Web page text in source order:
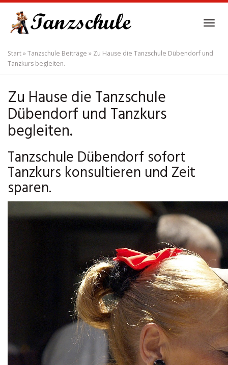
main
content
Start»Tanzschule Beiträge » Zu Hause die Tanzschule Dübendorf und
Tanzkurs begleiten.
Zu Hause die Tanzschule
Dübendorf und Tanzkurs
begleiten.
Tanzschule Dübendorf sofort
Tanzkurs konsultieren und Zeit
sparen.